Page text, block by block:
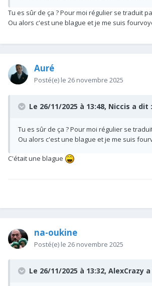
Tu es sûr de ça ? Pour moi régulier se traduit
Ou alors c'est une blague et je me suis
Auré
Posté(e) le 26 novembre 2025
Le 26/11/2025 à 13:48, Niccis a dit :
Tu es sûr de ça ? Pour moi régulier se
Ou alors c'est une blague et je me suis
C'était une blague
na-oukine
Posté(e) le 26 novembre 2025
Le 26/11/2025 à 13:32, AlexCrazy